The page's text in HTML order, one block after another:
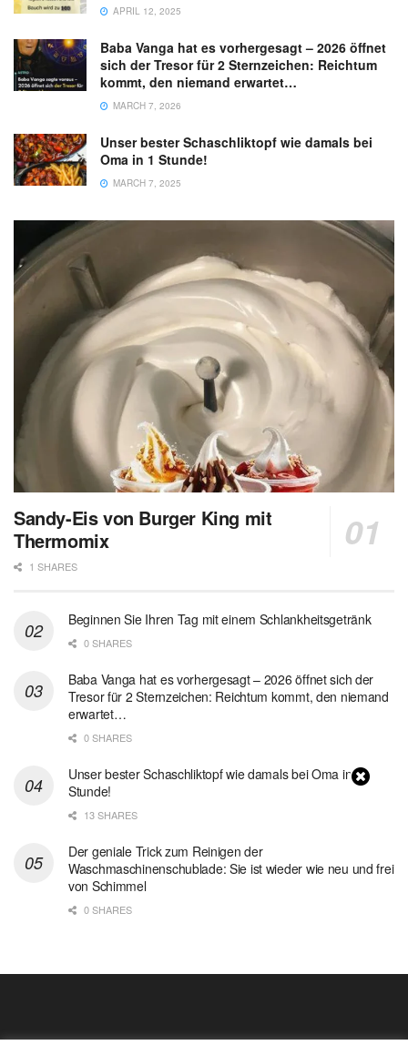
APRIL 12, 2025
Baba Vanga hat es vorhergesagt – 2026 öffnet
sich der Tresor für 2 Sternzeichen: Reichtum
kommt, den niemand erwartet…
MARCH 7, 2026
Unser bester Schaschliktopf wie damals bei
Oma in 1 Stunde!
MARCH 7, 2025
Sandy-Eis von Burger King mit
Thermomix
1 SHARES
Beginnen Sie Ihren Tag mit einem Schlankheitsgetränk
0 SHARES
Baba Vanga hat es vorhergesagt – 2026 öffnet sich der
Tresor für 2 Sternzeichen: Reichtum kommt, den niemand
erwartet…
0 SHARES
Unser bester Schaschliktopf wie damals bei Oma in 1
Stunde!
13 SHARES
Der geniale Trick zum Reinigen der
Waschmaschinenschublade: Sie ist wieder wie neu und frei
von Schimmel
0 SHARES